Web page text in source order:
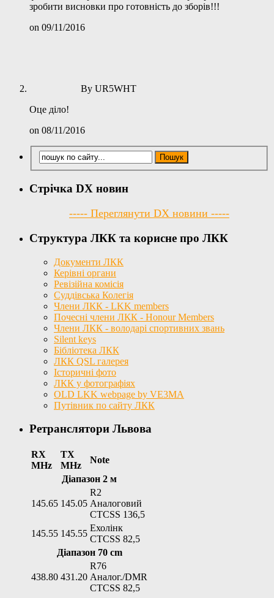
зробити висновки про готовність до зборів!!!
on 09/11/2016
By UR5WHT
Оце діло!
on 08/11/2016
Стрічка DX новин
----- Переглянути DX новини -----
Структура ЛКК та корисне про ЛКК
Документи ЛКК
Керівні органи
Ревізійна комісія
Суддівська Колегія
Члени ЛКК - LKK members
Почесні члени ЛКК - Honour Members
Члени ЛКК - володарі спортивних звань
Silent keys
Бібліотека ЛКК
ЛКК QSL галерея
Історичні фото
ЛКК у фотографіях
OLD LKK webpage by VE3MA
Путівник по сайту ЛКК
Ретранслятори Львова
RX
MHz
TX
MHz
Note
Діапазон 2 м
145.65 145.05
R2
Аналоговий
CTCSS 136,5
145.55 145.55
Ехолінк
CTCSS 82,5
Діапазон 70 cm
438.80 431.20
R76
Аналог./DMR
CTCSS 82,5